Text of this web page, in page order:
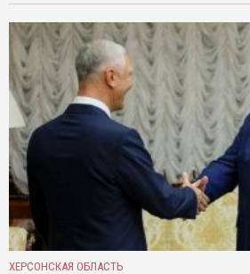
ХЕРСОНСКАЯ ОБЛАСТЬ